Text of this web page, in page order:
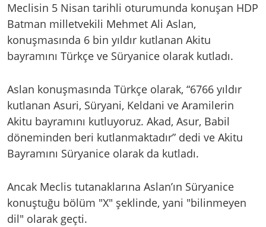
Meclisin 5 Nisan tarihli oturumunda konuşan HDP
Batman milletvekili Mehmet Ali Aslan,
konuşmasında 6 bin yıldır kutlanan Akitu
bayramını Türkçe ve Süryanice olarak kutladı.
Aslan konuşmasında Türkçe olarak, “6766 yıldır
kutlanan Asuri, Süryani, Keldani ve Aramilerin
Akitu bayramını kutluyoruz. Akad, Asur, Babil
döneminden beri kutlanmaktadır” dedi ve Akitu
Bayramını Süryanice olarak da kutladı.
Ancak Meclis tutanaklarına Aslan’ın Süryanice
konuştuğu bölüm "X" şeklinde, yani "bilinmeyen
dil" olarak geçti.